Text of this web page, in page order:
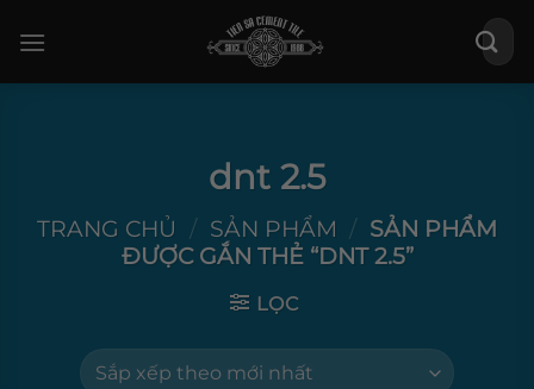
qua
Tìm
kiếm:
dnt 2.5
TRANG CHỦ / SẢN PHẨM / SẢN PHẨM
ĐƯỢC GẮN THẺ “DNT 2.5”
LỌC